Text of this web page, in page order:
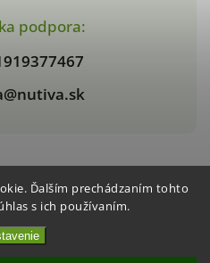
Ďalším prechádzaním tohto
s ich používaním.
podpora: